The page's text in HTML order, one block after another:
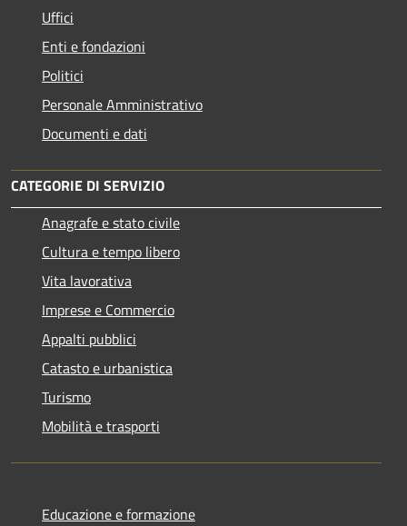
Uffici
Enti e fondazioni
Politici
Personale Amministrativo
Documenti e dati
CATEGORIE DI SERVIZIO
Anagrafe e stato civile
Cultura e tempo libero
Vita lavorativa
Imprese e Commercio
Appalti pubblici
Catasto e urbanistica
Turismo
Mobilità e trasporti
Educazione e formazione